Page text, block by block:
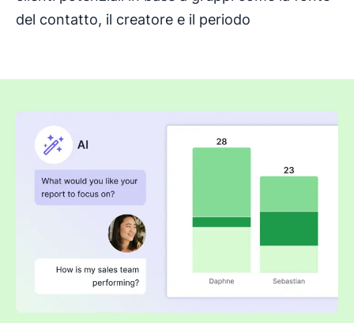
del contatto, il creatore e il periodo